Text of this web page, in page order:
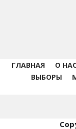
ГЛАВНАЯ О
ВЫБОРЫ